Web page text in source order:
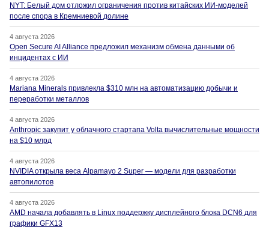
NYT: Белый дом отложил ограничения против китайских ИИ-моделей
после спора в Кремниевой долине
4 августа 2026
Open Secure AI Alliance предложил механизм обмена данными об
инцидентах с ИИ
4 августа 2026
Mariana Minerals привлекла $310 млн на автоматизацию добычи и
переработки металлов
4 августа 2026
Anthropic закупит у облачного стартапа Volta вычислительные мощности
на $10 млрд
4 августа 2026
NVIDIA открыла веса Alpamayo 2 Super — модели для разработки
автопилотов
4 августа 2026
AMD начала добавлять в Linux поддержку дисплейного блока DCN6 для
графики GFX13